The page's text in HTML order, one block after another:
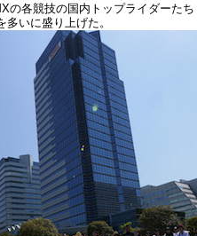
の各競技の国内トップライダーたち
いに盛り上げた。